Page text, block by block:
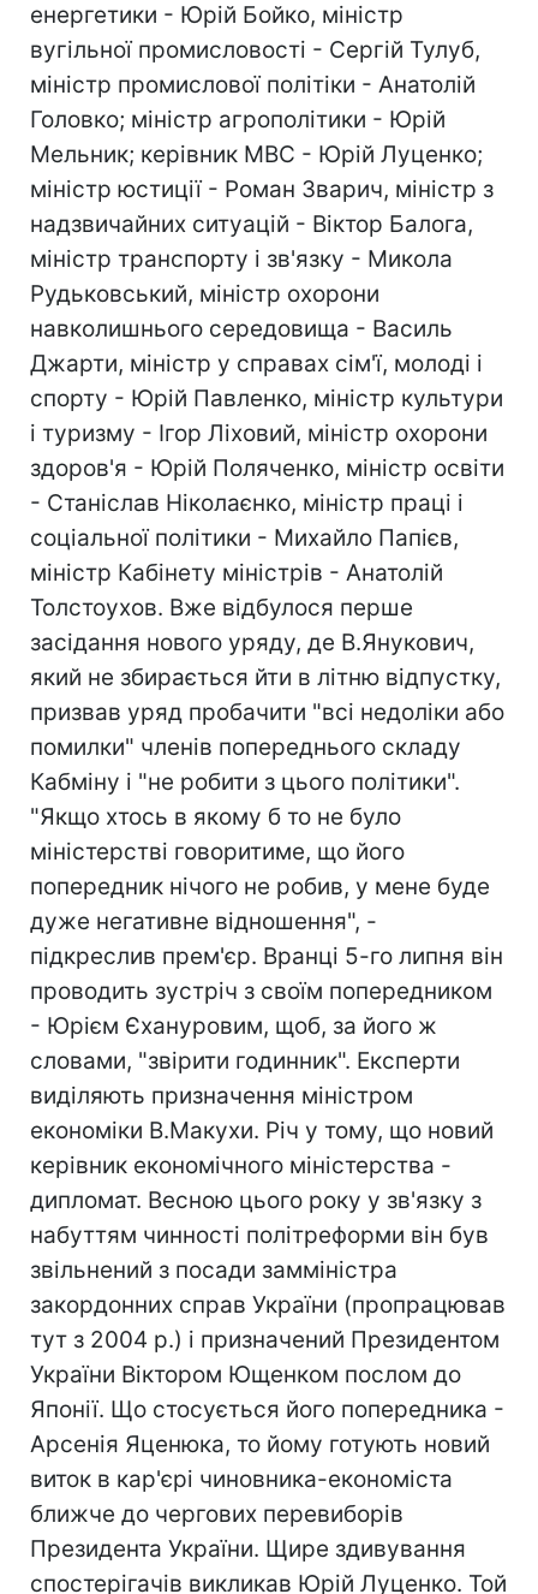
енергетики - Юрій Бойко, міністр
вугільної промисловості - Сергій Тулуб,
міністр промислової політіки - Анатолій
Головко; міністр агрополітики - Юрій
Мельник; керівник МВС - Юрій Луценко;
міністр юстиції - Роман Зварич, міністр з
надзвичайних ситуацій - Віктор Балога,
міністр транспорту і зв'язку - Микола
Рудьковський, міністр охорони
навколишнього середовища - Василь
Джарти, міністр у справах сім'ї, молоді і
спорту - Юрій Павленко, міністр культури
і туризму - Ігор Ліховий, міністр охорони
здоров'я - Юрій Поляченко, міністр освіти
- Станіслав Ніколаєнко, міністр праці і
соціальної політики - Михайло Папієв,
міністр Кабінету міністрів - Анатолій
Толстоухов. Вже відбулося перше
засідання нового уряду, де В.Янукович,
який не збирається йти в літню відпустку,
призвав уряд пробачити "всі недоліки або
помилки" членів попереднього складу
Кабміну і "не робити з цього політики".
"Якщо хтось в якому б то не було
міністерстві говоритиме, що його
попередник нічого не робив, у мене буде
дуже негативне відношення", -
підкреслив прем'єр. Вранці 5-го липня він
проводить зустріч з своїм попередником
- Юрієм Єхануровим, щоб, за його ж
словами, "звірити годинник". Експерти
виділяють призначення міністром
економіки В.Макухи. Річ у тому, що новий
керівник економічного міністерства -
дипломат. Весною цього року у зв'язку з
набуттям чинності політреформи він був
звільнений з посади замміністра
закордонних справ України (пропрацював
тут з 2004 р.) і призначений Президентом
України Віктором Ющенком послом до
Японії. Що стосується його попередника -
Арсенія Яценюка, то йому готують новий
виток в кар'єрі чиновника-економіста
ближче до чергових перевиборів
Президента України. Щире здивування
спостерігачів викликав Юрій Луценко. Той